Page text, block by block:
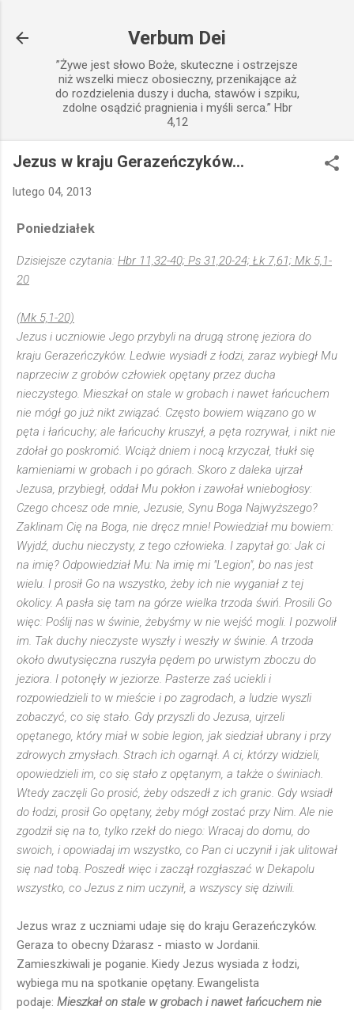
Verbum Dei
”Żywe jest słowo Boże, skuteczne i ostrzejsze
niż wszelki miecz obosieczny, przenikające aż
do rozdzielenia duszy i ducha, stawów i szpiku,
zdolne osądzić pragnienia i myśli serca.” Hbr
4,12
Jezus w kraju Gerazeńczyków...
lutego 04, 2013
Poniedziałek
Dzisiejsze czytania: Hbr 11,32-40; Ps 31,20-24; Łk 7,61; Mk 5,1-
20
(Mk 5,1-20)
Jezus i uczniowie Jego przybyli na drugą stronę jeziora do
kraju Gerazeńczyków. Ledwie wysiadł z łodzi, zaraz wybiegł Mu
naprzeciw z grobów człowiek opętany przez ducha
nieczystego. Mieszkał on stale w grobach i nawet łańcuchem
nie mógł go już nikt związać. Często bowiem wiązano go w
pęta i łańcuchy; ale łańcuchy kruszył, a pęta rozrywał, i nikt nie
zdołał go poskromić. Wciąż dniem i nocą krzyczał, tłukł się
kamieniami w grobach i po górach. Skoro z daleka ujrzał
Jezusa, przybiegł, oddał Mu pokłon i zawołał wniebogłosy:
Czego chcesz ode mnie, Jezusie, Synu Boga Najwyższego?
Zaklinam Cię na Boga, nie dręcz mnie! Powiedział mu bowiem:
Wyjdź, duchu nieczysty, z tego człowieka. I zapytał go: Jak ci
na imię? Odpowiedział Mu: Na imię mi "Legion", bo nas jest
wielu. I prosił Go na wszystko, żeby ich nie wyganiał z tej
okolicy. A pasła się tam na górze wielka trzoda świń. Prosili Go
więc: Poślij nas w świnie, żebyśmy w nie wejść mogli. I pozwolił
im. Tak duchy nieczyste wyszły i weszły w świnie. A trzoda
około dwutysięczna ruszyła pędem po urwistym zboczu do
jeziora. I potonęły w jeziorze. Pasterze zaś uciekli i
rozpowiedzieli to w mieście i po zagrodach, a ludzie wyszli
zobaczyć, co się stało. Gdy przyszli do Jezusa, ujrzeli
opętanego, który miał w sobie legion, jak siedział ubrany i przy
zdrowych zmysłach. Strach ich ogarnął. A ci, którzy widzieli,
opowiedzieli im, co się stało z opętanym, a także o świniach.
Wtedy zaczęli Go prosić, żeby odszedł z ich granic. Gdy wsiadł
do łodzi, prosił Go opętany, żeby mógł zostać przy Nim. Ale nie
zgodził się na to, tylko rzekł do niego: Wracaj do domu, do
swoich, i opowiadaj im wszystko, co Pan ci uczynił i jak ulitował
się nad tobą. Poszedł więc i zaczął rozgłaszać w Dekapolu
wszystko, co Jezus z nim uczynił, a wszyscy się dziwili.
Jezus wraz z uczniami udaje się do kraju Gerazeńczyków.
Geraza to obecny Dżarasz - miasto w Jordanii.
Zamieszkiwali je poganie. Kiedy Jezus wysiada z łodzi,
wybiega mu na spotkanie opętany. Ewangelista
podaje: Mieszkał on stale w grobach i nawet łańcuchem nie